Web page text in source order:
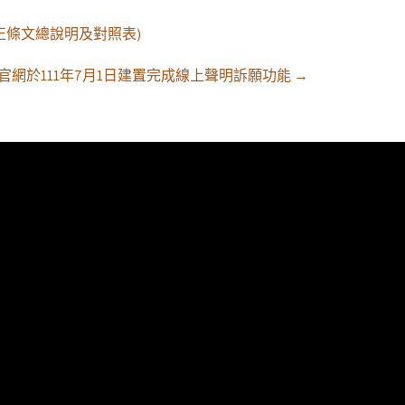
文總說明及對照表)
網於111年7月1日建置完成線上聲明訴願功能 →